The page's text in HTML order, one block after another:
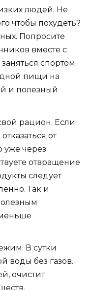
людей. Не
чтобы похудеть?
Попросите
вместе с
спортом.
пищи на
и полезный
рацион. Если
от
через
отвращение
следует
Так и
В сутки
воды без газов.
очистит